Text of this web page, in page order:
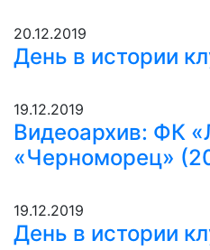
20.12.2019
День в истории
19.12.2019
Видеоархив: ФК
«Черноморец»
19.12.2019
День в истории